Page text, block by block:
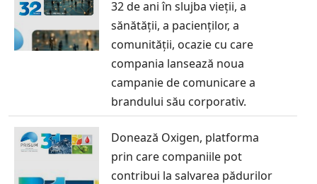
32 de ani în slujba vieții, a
sănătății, a pacienților, a
comunității, ocazie cu care
compania lansează noua
campanie de comunicare a
brandului său corporativ.
Donează Oxigen, platforma
prin care companiile pot
contribui la salvarea pădurilor